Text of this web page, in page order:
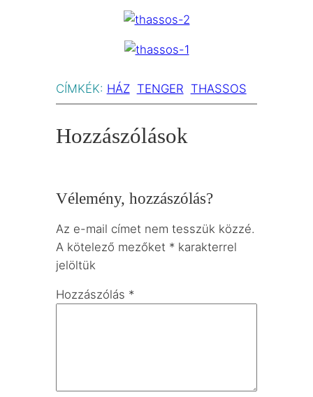
CÍMKÉK: HÁZ TENGER THASSOS
Hozzászólások
Vélemény, hozzászólás?
Az e-mail címet nem tesszük közzé.
A kötelező mezőket *karakterrel
jelöltük
Hozzászólás *